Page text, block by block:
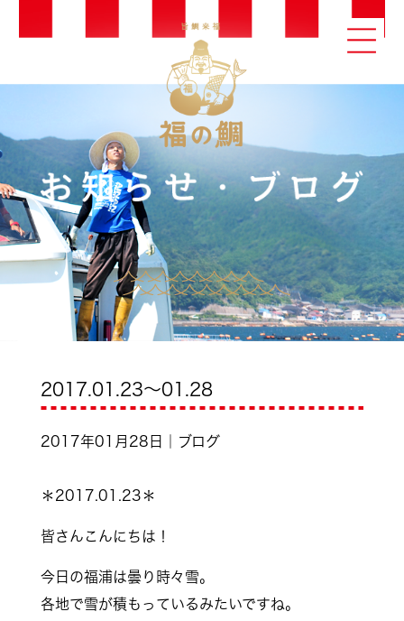
2017.01.23～01.28
2017年01月28日｜ブログ
＊2017.01.23＊
皆さんこんにちは！
今日の福浦は曇り時々雪。
各地で雪が積もっているみたいですね。